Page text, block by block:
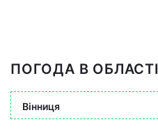
ПОГОДА В ОБЛАСТІ
Вінниця